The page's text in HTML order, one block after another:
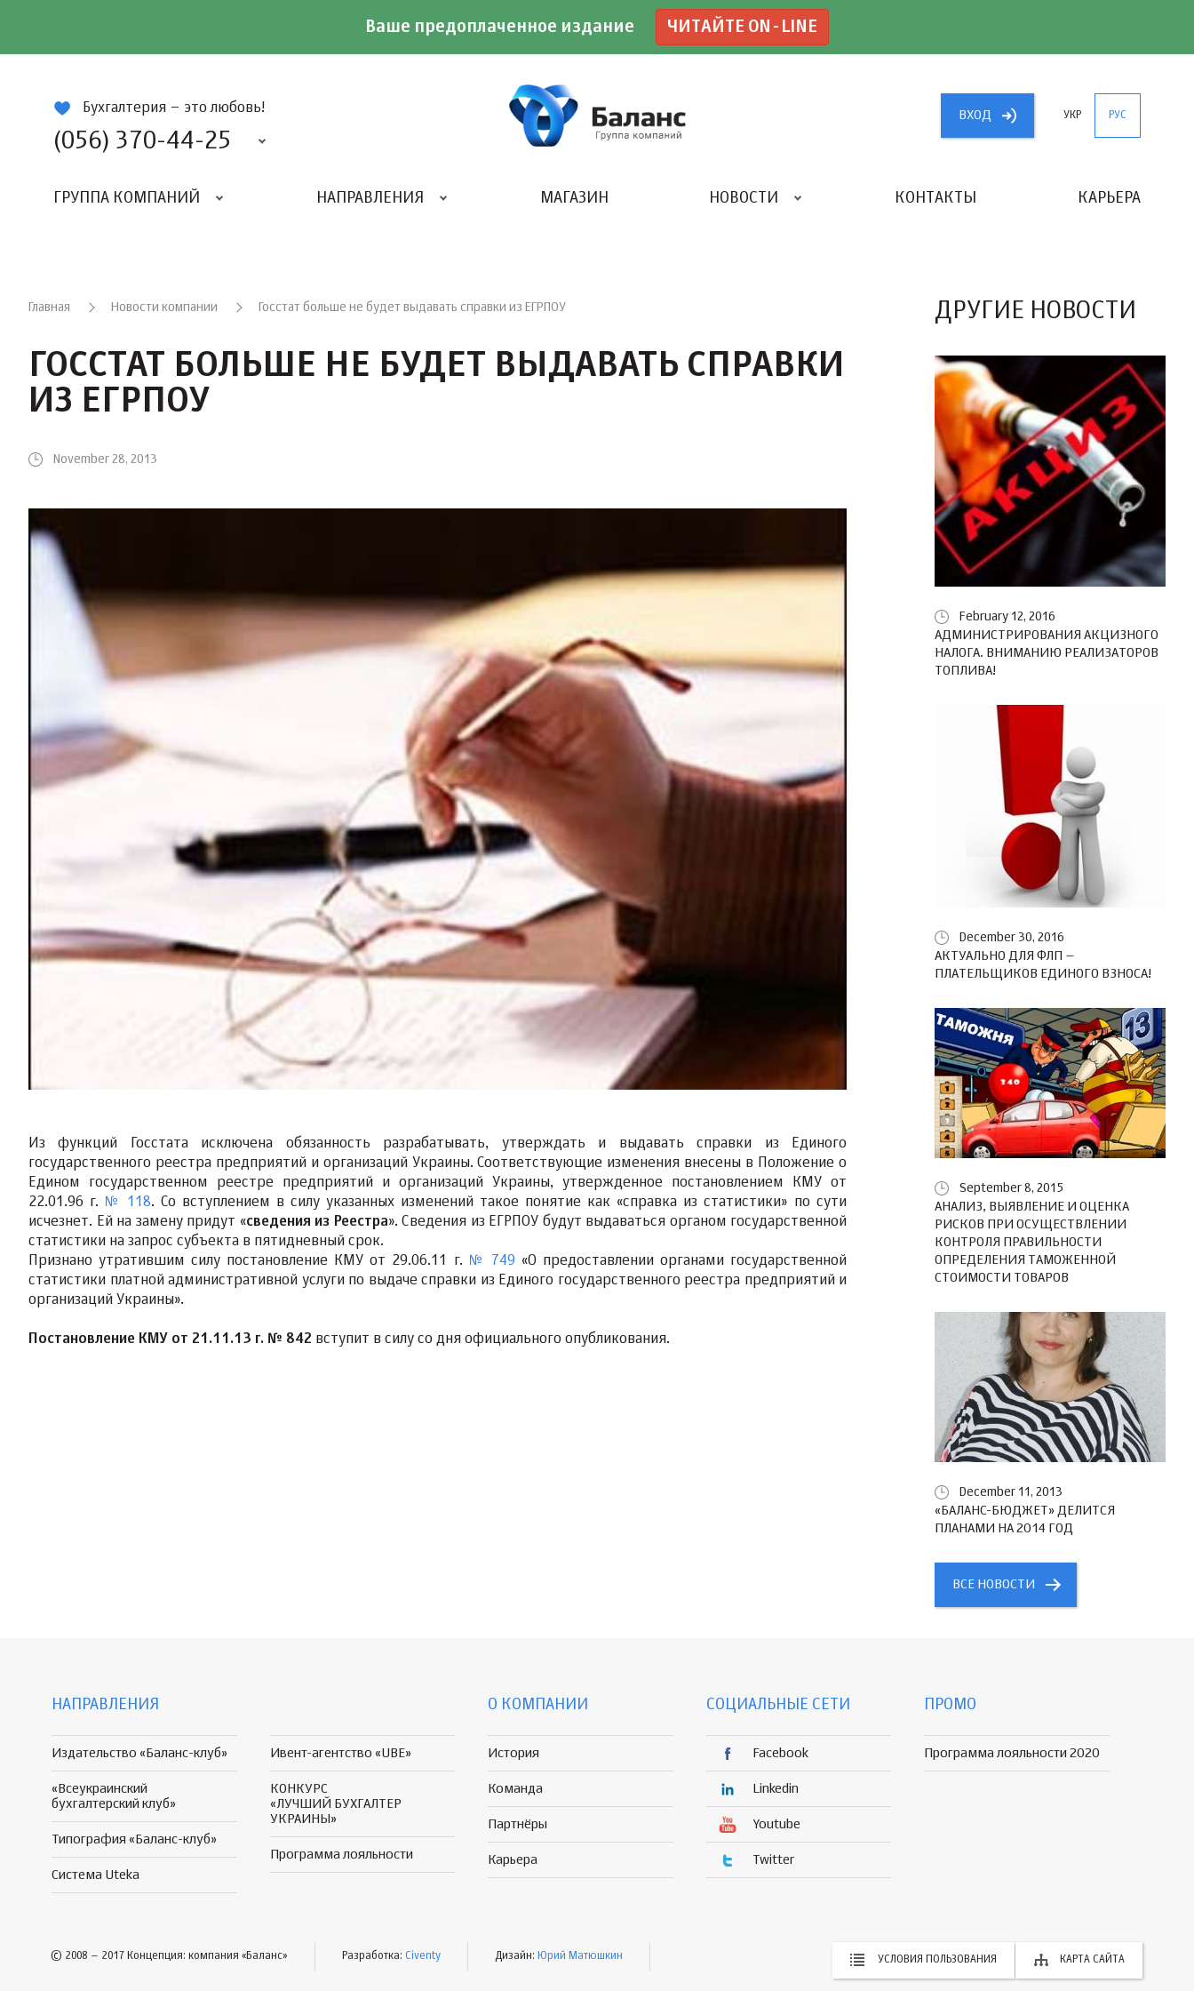
Ваше предоплаченное издание ЧИТАЙТЕ ON-LINE
Бухгалтерия – это любовь!
(056) 370-44-25
ВХОД УКР РУС
ГРУППА КОМПАНИЙ НАПРАВЛЕНИЯ МАГАЗИН НОВОСТИ КОНТАКТЫ КАРЬЕРА
Главная Новости компании Госстат больше не будет выдавать справки из ЕГРПОУ
ГОССТАТ БОЛЬШЕ НЕ БУДЕТ ВЫДАВАТЬ СПРАВКИ
ИЗ ЕГРПОУ
November 28, 2013
Из функций Госстата исключена обязанность разрабатывать, утверждать и выдавать справки из Единого
государственного реестра предприятий и организаций Украины. Соответствующие изменения внесены в Положение о
Едином государственном реестре предприятий и организаций Украины, утвержденное постановлением КМУ от
22.01.96 г. № 118. Со вступлением в силу указанных изменений такое понятие как «справка из статистики» по сути
исчезнет. Ей на замену придут «сведения из Реестра». Сведения из ЕГРПОУ будут выдаваться органом государственной
статистики на запрос субъекта в пятидневный срок.
Признано утратившим силу постановление КМУ от 29.06.11 г. № 749 «О предоставлении органами государственной
статистики платной административной услуги по выдаче справки из Единого государственного реестра предприятий и
организаций Украины».
Постановление КМУ от 21.11.13 г. № 842 вступит в силу со дня официального опубликования.
ДРУГИЕ НОВОСТИ
February 12, 2016
АДМИНИСТРИРОВАНИЯ АКЦИЗНОГО
НАЛОГА. ВНИМАНИЮ РЕАЛИЗАТОРОВ
ТОПЛИВА!
December 30, 2016
АКТУАЛЬНО ДЛЯ ФЛП –
ПЛАТЕЛЬЩИКОВ ЕДИНОГО ВЗНОСА!
September 8, 2015
АНАЛИЗ, ВЫЯВЛЕНИЕ И ОЦЕНКА
РИСКОВ ПРИ ОСУЩЕСТВЛЕНИИ
КОНТРОЛЯ ПРАВИЛЬНОСТИ
ОПРЕДЕЛЕНИЯ ТАМОЖЕННОЙ
СТОИМОСТИ ТОВАРОВ
December 11, 2013
«БАЛАНС-БЮДЖЕТ» ДЕЛИТСЯ
ПЛАНАМИ НА 2014 ГОД
ВСЕ НОВОСТИ
НАПРАВЛЕНИЯ
Издательство «Баланс-клуб»
«Всеукраинский
бухгалтерский клуб»
Типография «Баланс-клуб»
Система Uteka
Ивент-агентство «UBE»
КОНКУРС
«ЛУЧШИЙ БУХГАЛТЕР
УКРАИНЫ»
Программа лояльности
О КОМПАНИИ
История
Команда
Партнёры
Карьера
СОЦИАЛЬНЫЕ СЕТИ
Facebook
Linkedin
Youtube
Twitter
ПРОМО
Программа лояльности 2020
© 2008 – 2017 Концепция: компания «Баланс» Разработка: Civenty Дизайн: Юрий Матюшкин УСЛОВИЯ ПОЛЬЗОВАНИЯ КАРТА САЙТА